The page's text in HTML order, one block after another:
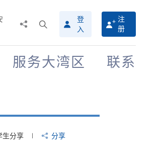
搜
寻
介
登
入
注
册
服务大湾区 联系
生分享 分享